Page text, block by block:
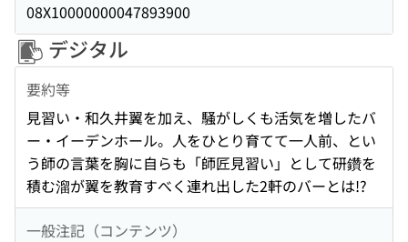
08X10000000047893900
デジタル
要約等
見習い・和久井翼を加え、騒がしくも活気を増したバ
ー・イーデンホール。人をひとり育てて一人前、とい
う師の言葉を胸に自らも「師匠見習い」として研鑽を
積む溜が翼を教育すべく連れ出した2軒のバーとは!?
一般注記（コンテンツ）